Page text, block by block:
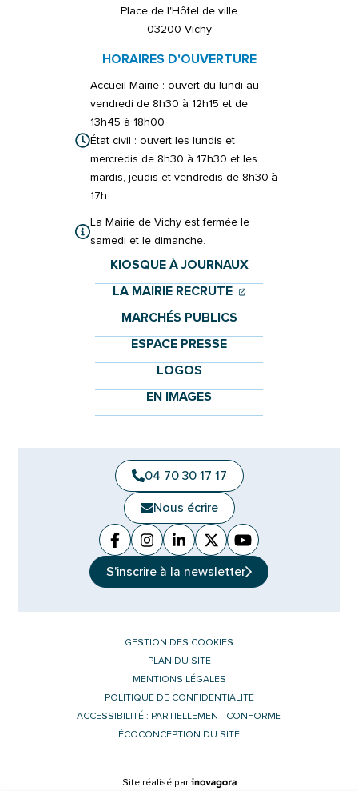
Place de l'Hôtel de ville
03200 Vichy
HORAIRES D'OUVERTURE
Accueil Mairie : ouvert du lundi au
vendredi de 8h30 à 12h15 et de
13h45 à 18h00
État civil : ouvert les lundis et
mercredis de 8h30 à 17h30 et les
mardis, jeudis et vendredis de 8h30 à
17h
La Mairie de Vichy est fermée le
samedi et le dimanche.
KIOSQUE À JOURNAUX
LA MAIRIE RECRUTE (OUVERTURE
(OUVERTURE
MARCHÉS PUBLICS
ESPACE PRESSE
LOGOS
EN IMAGES
04 70 30 17 17
Nous écrire
Facebook
(ouverture dans un nouvel onglet)
Instagram
(ouverture dans un nouvel
Linkedin
(ouverture dans un nouvel
X (Twitter)
(ouverture dans un
YouTube
(ouverture dans
S'inscrire à la newsletter
GESTION DES COOKIES
PLAN DU SITE
MENTIONS LÉGALES
POLITIQUE DE CONFIDENTIALITÉ
ACCESSIBILITÉ : PARTIELLEMENT CONFORME
ÉCOCONCEPTION DU SITE
Site réalisé par Inovagora (ouverture dans un nouvel